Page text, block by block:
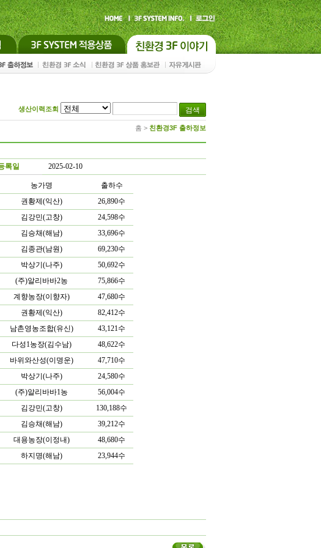
생산이력조회
홈 > 친환경3F 출하정보
록일 2025-02-10
농가명 출하수
권황제(익산)
26,890수
김강민(고창)
24,598수
김승채(해남)
33,696수
김종관(남원)
69,230수
박상기(나주) 50,692수
(주)알리바바2농
75,866수
계향농장(이향자)
47,680수
권황제(익산)
82,412수
남촌영농조합(유신)
43,121수
다성1농장(김수남)
48,622수
바위와산성(이명운)
47,710수
박상기(나주) 24,580수
(주)알리바바1농
56,004수
김강민(고창)
130,188수
김승채(해남)
39,212수
대용농장(이정내)
48,680수
하지명(해남) 23,944수